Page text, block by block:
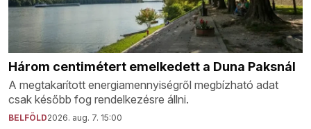
Három centimétert emelkedett a Duna Paksnál
A megtakarított energiamennyiségről megbízható adat
csak később fog rendelkezésre állni.
BELFÖLD2026. aug. 7. 15:00